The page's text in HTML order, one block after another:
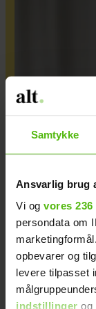
Samtykke
Ansvarlig brug
Vi og vores
persondata om
opbevarer og
levere tilpasset
indstillinger og